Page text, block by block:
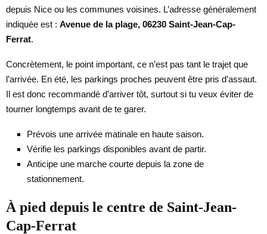
depuis Nice ou les communes voisines. L’adresse généralement
indiquée est : Avenue de la plage, 06230 Saint-Jean-Cap-
Ferrat.
Concrètement, le point important, ce n’est pas tant le trajet que
l’arrivée. En été, les parkings proches peuvent être pris d’assaut.
Il est donc recommandé d’arriver tôt, surtout si tu veux éviter de
tourner longtemps avant de te garer.
Prévois une arrivée matinale en haute saison.
Vérifie les parkings disponibles avant de partir.
Anticipe une marche courte depuis la zone de
stationnement.
À pied depuis le centre de Saint-Jean-
Cap-Ferrat